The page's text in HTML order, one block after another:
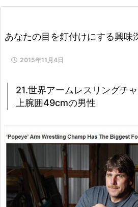
あなたの目を釘付けにする興味
2015年11月4日
21.世界アームレスリングチ
上腕囲49cmの男性